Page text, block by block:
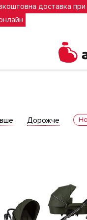
доставка при
Дорожче